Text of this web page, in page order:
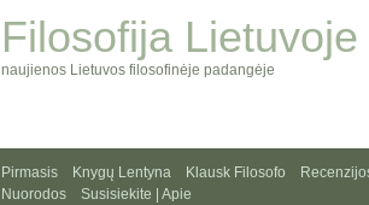
Filosofija Lietuvoje
naujienos Lietuvos filosofinėje padangėje
Pirmasis Knygų Lentyna Klausk Filosofo
Nuorodos
Susisiekite | Apie